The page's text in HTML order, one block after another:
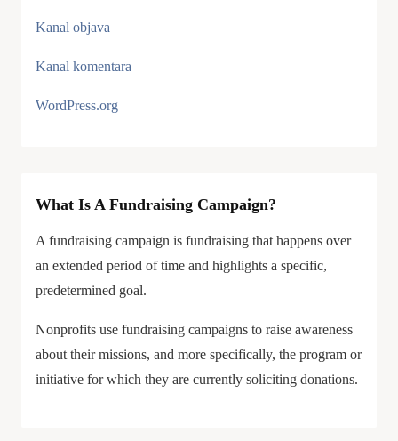
Kanal objava
Kanal komentara
WordPress.org
What Is A Fundraising Campaign?
A fundraising campaign is fundraising that happens over
an extended period of time and highlights a specific,
predetermined goal.
Nonprofits use fundraising campaigns to raise awareness
about their missions, and more specifically, the program or
initiative for which they are currently soliciting donations.